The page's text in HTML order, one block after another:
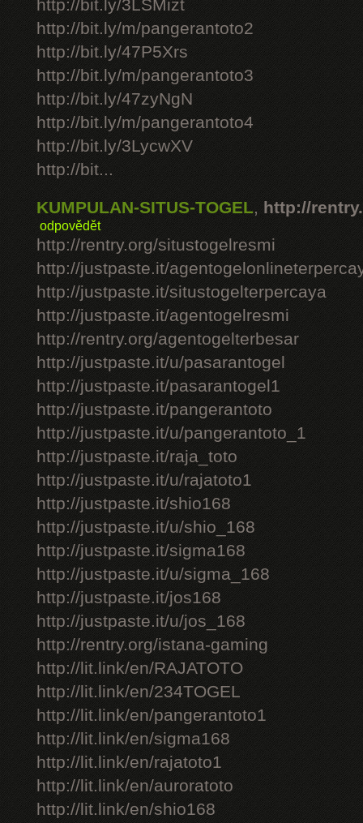
http://bit.ly/3LSMizt
http://bit.ly/m/pangerantoto2
http://bit.ly/47P5Xrs
http://bit.ly/m/pangerantoto3
http://bit.ly/47zyNgN
http://bit.ly/m/pangerantoto4
http://bit.ly/3LycwXV
http://bit...
KUMPULAN-SITUS-TOGEL, http://
odpovědět
http://rentry.org/situstogelresmi
http://justpaste.it/
http://justpaste.it/situstogelterpercaya
http://justpaste.it/agentogelresmi
http://rentry.org/agentogelterbesar
http://justpaste.it/u/pasarantogel
http://justpaste.it/pasarantogel1
http://justpaste.it/pangerantoto
http://justpaste.it/u/pangerantoto_1
http://justpaste.it/raja_toto
http://justpaste.it/u/rajatoto1
http://justpaste.it/shio168
http://justpaste.it/u/shio_168
http://justpaste.it/sigma168
http://justpaste.it/u/sigma_168
http://justpaste.it/jos168
http://justpaste.it/u/jos_168
http://rentry.org/istana-gaming
http://lit.link/en/RAJATOTO
http://lit.link/en/234TOGEL
http://lit.link/en/pangerantoto1
http://lit.link/en/sigma168
http://lit.link/en/rajatoto1
http://lit.link/en/auroratoto
http://lit.link/en/shio168